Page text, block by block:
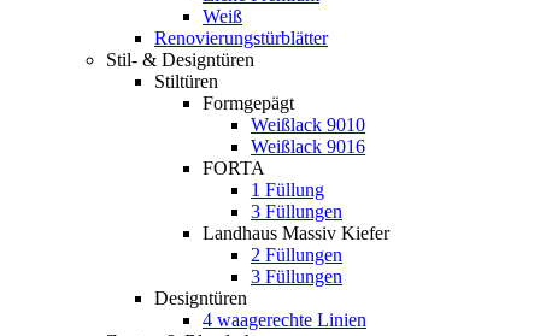
Weiß
Renovierungstürblätter
Stil- & Designtüren
Stiltüren
Formgepägt
Weißlack 9010
Weißlack 9016
FORTA
1 Füllung
3 Füllungen
Landhaus Massiv Kiefer
2 Füllungen
3 Füllungen
Designtüren
4 waagerechte Linien